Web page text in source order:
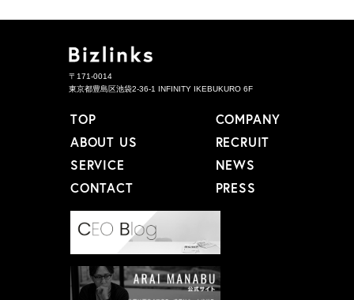
〒171-0014
東京都豊島区池袋2-36-1 INFINITY IKEBUKURO 6F
TOP
COMPANY
ABOUT US
RECRUIT
SERVICE
NEWS
CONTACT
PRESS